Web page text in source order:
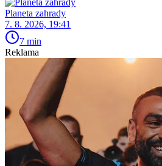
Planeta zahrady
7. 8. 2026, 19:41
7 min
Reklama